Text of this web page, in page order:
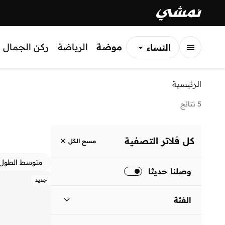
النساء
موضة الرياضة ركن الجمال
الرئيسية
5 نتائج
كل فلاتر التصفية مسح الكل
وصلنا حديثا
الفئة
متوسط
جديد